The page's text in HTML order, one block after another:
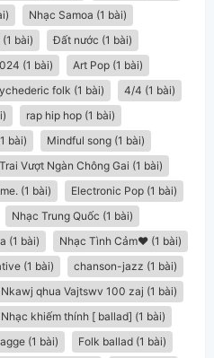
Nhạc Samoa (1 bài)
bài)
Đất nước (1 bài)
(1 bài)
Art Pop (1 bài)
folk (1 bài)
4/4 (1 bài)
rap hip hop (1 bài)
bài)
Mindful song (1 bài)
Vượt Ngàn Chông Gai (1 bài)
(1 bài)
Electronic Pop (1 bài)
Nhạc Trung Quốc (1 bài)
(1 bài)
Nhạc Tình Cảm❤️ (1 bài)
(1 bài)
chanson-jazz (1 bài)
Nkawj qhua Vajtswv 100 zaj (1 bài)
Nhạc khiếm thính [ ballad] (1 bài)
(1 bài)
Folk ballad (1 bài)